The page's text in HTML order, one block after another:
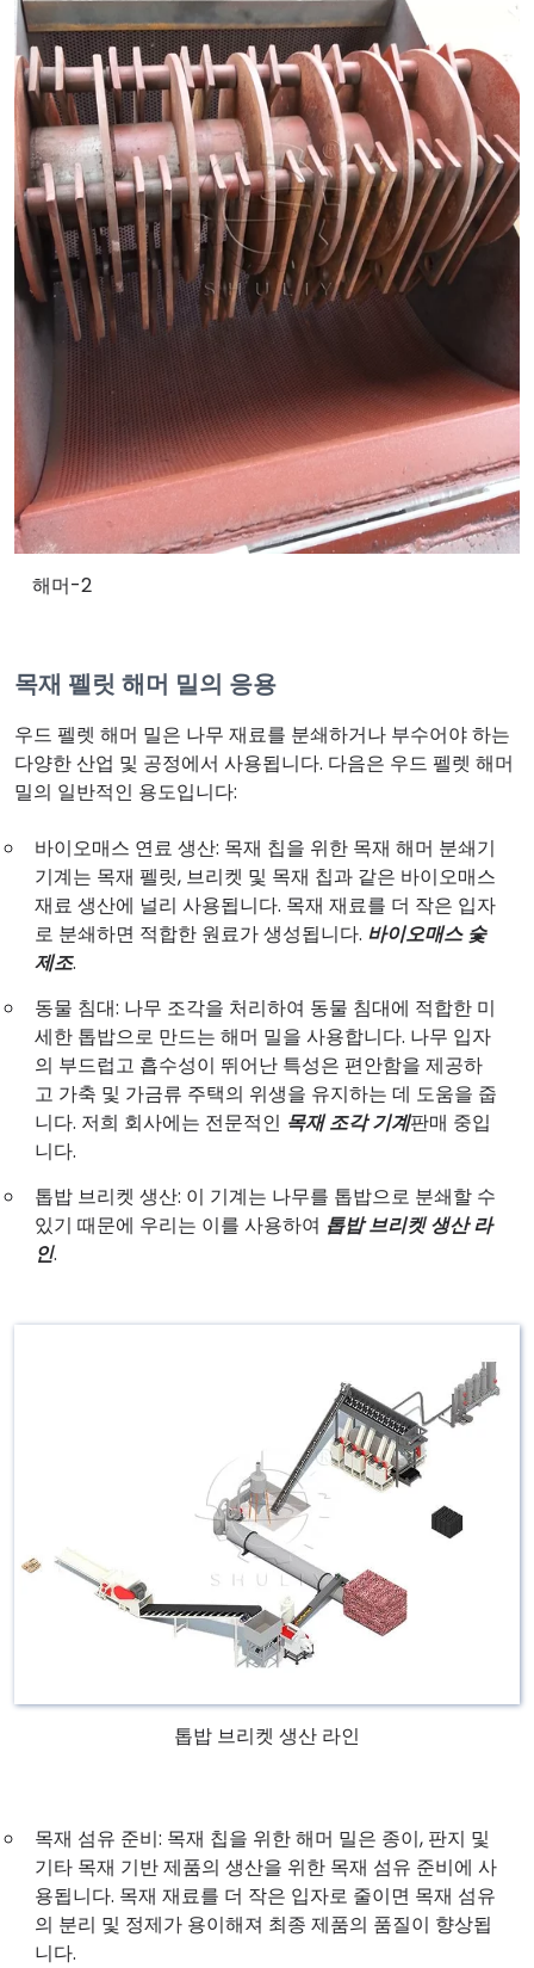
해머-2
목재 펠릿 해머 밀의 응용
우드 펠렛 해머 밀은 나무 재료를 분쇄하거나 부수어야 하는
다양한 산업 및 공정에서 사용됩니다. 다음은 우드 펠렛 해머
밀의 일반적인 용도입니다:
바이오매스 연료 생산: 목재 칩을 위한 목재 해머 분쇄기
기계는 목재 펠릿, 브리켓 및 목재 칩과 같은 바이오매스
재료 생산에 널리 사용됩니다. 목재 재료를 더 작은 입자
로 분쇄하면 적합한 원료가 생성됩니다. 바이오매스 숯
제조.
동물 침대: 나무 조각을 처리하여 동물 침대에 적합한 미
세한 톱밥으로 만드는 해머 밀을 사용합니다. 나무 입자
의 부드럽고 흡수성이 뛰어난 특성은 편안함을 제공하
고 가축 및 가금류 주택의 위생을 유지하는 데 도움을 줍
니다. 저희 회사에는 전문적인 목재 조각 기계판매 중입
니다.
톱밥 브리켓 생산: 이 기계는 나무를 톱밥으로 분쇄할 수
있기 때문에 우리는 이를 사용하여 톱밥 브리켓 생산 라
인.
톱밥 브리켓 생산 라인
목재 섬유 준비: 목재 칩을 위한 해머 밀은 종이, 판지 및
기타 목재 기반 제품의 생산을 위한 목재 섬유 준비에 사
용됩니다. 목재 재료를 더 작은 입자로 줄이면 목재 섬유
의 분리 및 정제가 용이해져 최종 제품의 품질이 향상됩
니다.